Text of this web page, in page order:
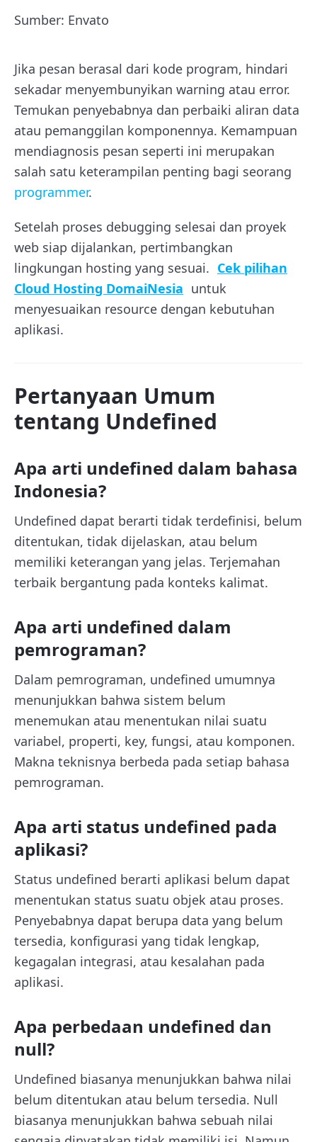
Sumber: Envato
Jika pesan berasal dari kode program, hindari
sekadar menyembunyikan warning atau error.
Temukan penyebabnya dan perbaiki aliran data
atau pemanggilan komponennya. Kemampuan
mendiagnosis pesan seperti ini merupakan
salah satu keterampilan penting bagi seorang
programmer.
Setelah proses debugging selesai dan proyek
web siap dijalankan, pertimbangkan
lingkungan hosting yang sesuai. Cek pilihan
Cloud Hosting DomaiNesia untuk
menyesuaikan resource dengan kebutuhan
aplikasi.
Pertanyaan Umum
tentang Undefined
Apa arti undefined dalam bahasa
Indonesia?
Undefined dapat berarti tidak terdefinisi, belum
ditentukan, tidak dijelaskan, atau belum
memiliki keterangan yang jelas. Terjemahan
terbaik bergantung pada konteks kalimat.
Apa arti undefined dalam
pemrograman?
Dalam pemrograman, undefined umumnya
menunjukkan bahwa sistem belum
menemukan atau menentukan nilai suatu
variabel, properti, key, fungsi, atau komponen.
Makna teknisnya berbeda pada setiap bahasa
pemrograman.
Apa arti status undefined pada
aplikasi?
Status undefined berarti aplikasi belum dapat
menentukan status suatu objek atau proses.
Penyebabnya dapat berupa data yang belum
tersedia, konfigurasi yang tidak lengkap,
kegagalan integrasi, atau kesalahan pada
aplikasi.
Apa perbedaan undefined dan
null?
Undefined biasanya menunjukkan bahwa nilai
belum ditentukan atau belum tersedia. Null
biasanya menunjukkan bahwa sebuah nilai